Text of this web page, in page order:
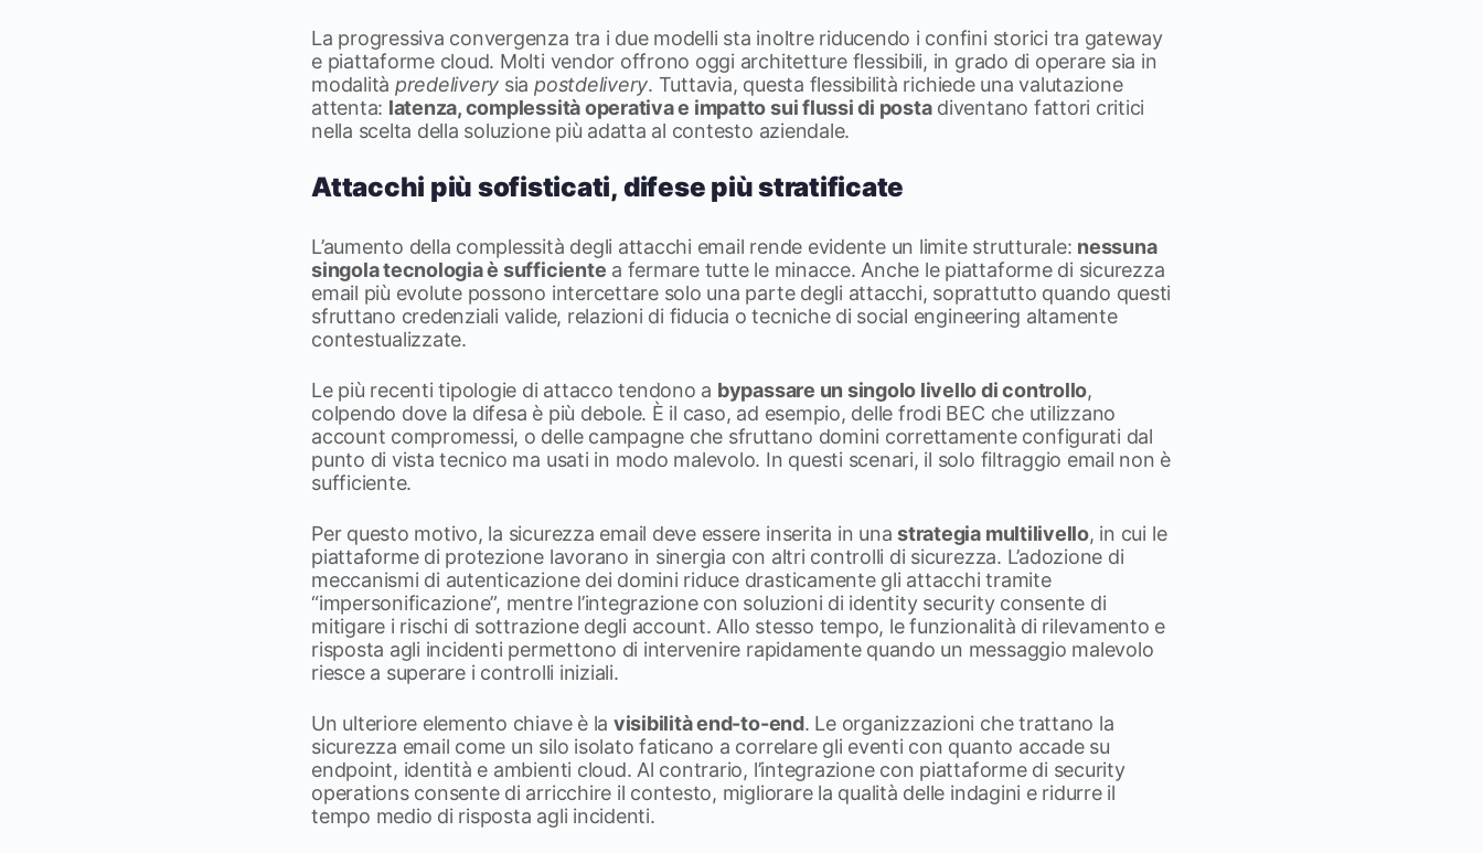
La progressiva convergenza tra i due modelli sta inoltre riducendo i confini storici tra gateway
e piattaforme cloud. Molti vendor offrono oggi architetture flessibili, in grado di operare sia in
modalità predelivery siapostdelivery. Tuttavia, questa flessibilità richiede una valutazione
attenta: latenza, complessità operativa e impatto sui flussi di postadiventano fattori critici
nella scelta della soluzione più adatta al contesto aziendale.
Attacchi più sofisticati, difese più stratificate
L’aumento della complessità degli attacchi email rende evidente un limite strutturale: nessuna
singola tecnologia è sufficiente a fermare tutte le minacce. Anche le piattaforme di sicurezza
email più evolute possono intercettare solo una parte degli attacchi, soprattutto quando questi
sfruttano credenziali valide, relazioni di fiducia o tecniche di social engineering altamente
contestualizzate.
Le più recenti tipologie di attacco tendono a bypassare un singolo livello di controllo,
colpendo dove la difesa è più debole. È il caso, ad esempio, delle frodi BEC che utilizzano
account compromessi, o delle campagne che sfruttano domini correttamente configurati dal
punto di vista tecnico ma usati in modo malevolo. In questi scenari, il solo filtraggio email non è
sufficiente.
Per questo motivo, la sicurezza email deve essere inserita in unastrategia multilivello, in cui le
piattaforme di protezione lavorano in sinergia con altri controlli di sicurezza. L’adozione di
meccanismi di autenticazione dei domini riduce drasticamente gli attacchi tramite
“impersonificazione”, mentre l’integrazione con soluzioni di identity security consente di
mitigare i rischi di sottrazione degli account. Allo stesso tempo, le funzionalità di rilevamento e
risposta agli incidenti permettono di intervenire rapidamente quando un messaggio malevolo
riesce a superare i controlli iniziali.
Un ulteriore elemento chiave è la visibilità end-to-end. Le organizzazioni che trattano la
sicurezza email come un silo isolato faticano a correlare gli eventi con quanto accade su
endpoint, identità e ambienti cloud. Al contrario, l’integrazione con piattaforme di security
operations consente di arricchire il contesto, migliorare la qualità delle indagini e ridurre il
tempo medio di risposta agli incidenti.